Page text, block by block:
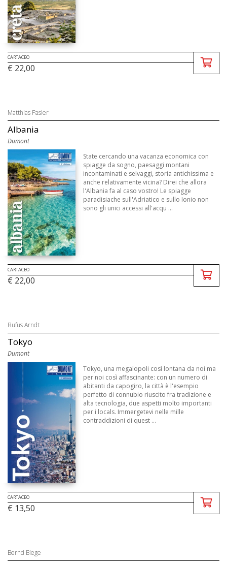
CARTACEO
€ 22,00
Matthias Pasler
Albania
Dumont
State cercando una vacanza economica con
spiagge da sogno, paesaggi montani
incontaminati e selvaggi, storia antichissima e
anche relativamente vicina? Direi che allora
l'Albania fa al caso vostro! Le spiagge
paradisiache sull'Adriatico e sullo Ionio non
sono gli unici accessi all'acqu ...
CARTACEO
€ 22,00
Rufus Arndt
Tokyo
Dumont
Tokyo, una megalopoli così lontana da noi ma
per noi così affascinante: con un numero di
abitanti da capogiro, la città è l'esempio
perfetto di connubio riuscito fra tradizione e
alta tecnologia, due aspetti molto importanti
per i locals. Immergetevi nelle mille
contraddizioni di quest ...
CARTACEO
€ 13,50
Bernd Biege